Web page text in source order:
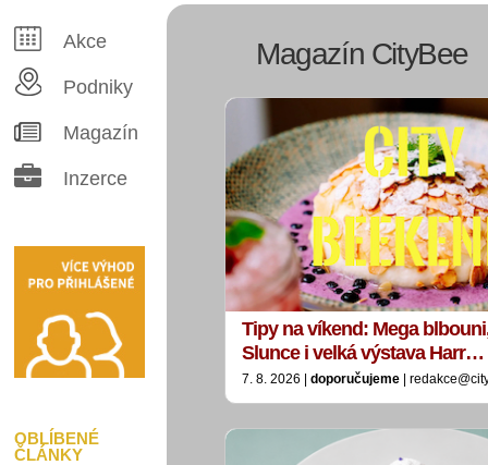
Akce
Podniky
Magazín
Inzerce
OBLÍBENÉ
ČLÁNKY
Magazín CityBee
Tipy na víkend: Mega
Slunce i velká výstava Harr…
7. 8. 2026 | doporučujeme |